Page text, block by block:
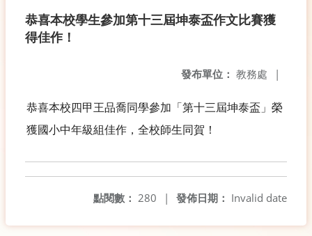
恭喜本校學生參加第十三屆坤泰盃作文比賽獲
得佳作！
發布單位： 教務處 |
恭喜本校四甲王品喬同學參加「第十三屆坤泰盃」榮
獲國小中年級組佳作，全校師生同賀！
發佈日期： Invalid date
點閱數： 280 |